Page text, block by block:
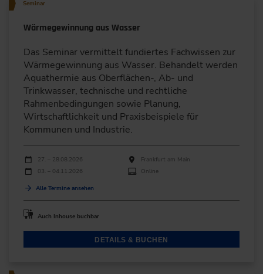
Seminar
Wärmegewinnung aus Wasser
Das Seminar vermittelt fundiertes Fachwissen zur
Wärmegewinnung aus Wasser. Behandelt werden
Aquathermie aus Oberflächen-, Ab- und
Trinkwasser, technische und rechtliche
Rahmenbedingungen sowie Planung,
Wirtschaftlichkeit und Praxisbeispiele für
Kommunen und Industrie.
Durchführungen
Veranstaltungsdatum Veranstaltungsort
27. – 28.08.2026
Frankfurt am Main
03. – 04.11.2026
Online
Alle Termine ansehen
Auch Inhouse buchbar
DETAILS & BUCHEN